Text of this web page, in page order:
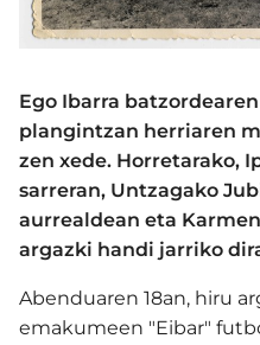
Ego Ibarra
plangintzan herriaren
zen xede. Horretarako,
sarreran, Untzagako
aurrealdean eta
argazki handi jarriko
Abenduaren 18an, hiru
emakumeen "Eibar"